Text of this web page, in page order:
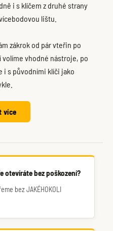
i s klíčem z druhé strany
lištu.
zákrok od pár vteřin po
vhodné nástroje, po
i s původními klíči jako
více
otevíráte bez poškození?
bez JAKÉHOKOLI